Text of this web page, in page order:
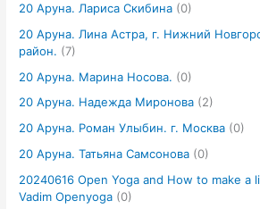
20 Аруна. Лариса Скибина (0)
20 Аруна. Лина Астра, г. Нижний
район. (7)
20 Аруна. Марина Носова. (0)
20 Аруна. Надежда Миронова (2)
20 Аруна. Роман Улыбин. г. Москва (0)
20 Аруна. Татьяна Самсонова (0)
20240616 Open Yoga and How to make a
Vadim Openyoga (0)